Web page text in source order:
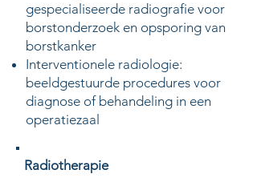
gespecialiseerde radiografie voor
borstonderzoek en opsporing van
borstkanker
Interventionele radiologie:
beeldgestuurde procedures voor
diagnose of behandeling in een
operatiezaal
Radiotherapie